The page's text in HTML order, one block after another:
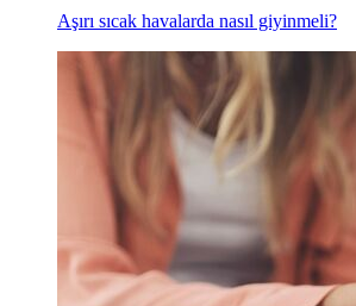
Aşırı sıcak havalarda nasıl giyinmeli?